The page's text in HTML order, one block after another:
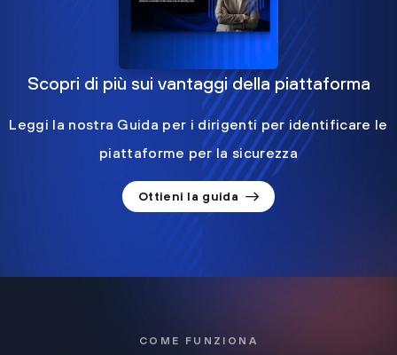
Scopri di più sui vantaggi della piattaforma
Leggi la nostra Guida per i dirigenti per identificare le
piattaforme per la sicurezza
Ottieni la guida
COME FUNZIONA